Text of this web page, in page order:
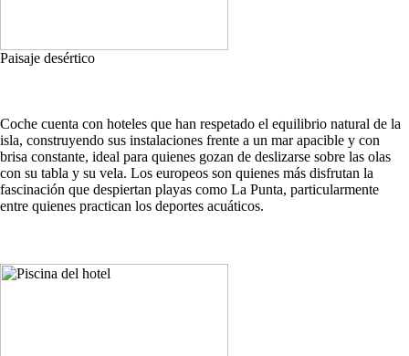
Paisaje desértico
Coche cuenta con hoteles que han respetado el equilibrio natural de la
isla, construyendo sus instalaciones frente a un mar apacible y con
brisa constante, ideal para quienes gozan de deslizarse sobre las olas
con su tabla y su vela. Los europeos son quienes más disfrutan la
fascinación que despiertan playas como La Punta, particularmente
entre quienes practican los deportes acuáticos.